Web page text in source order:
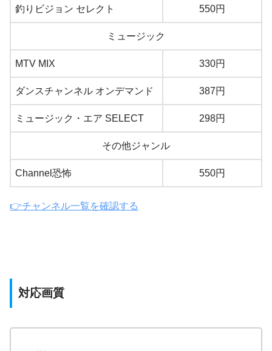
釣りビジョン セレクト 550円
ミュージック
MTV MIX 330円
ダンスチャンネル オンデマンド 387円
ミュージック・エア SELECT 298円
その他ジャンル
Channel恐怖 550円
👉チャンネル一覧を確認する
対応画質